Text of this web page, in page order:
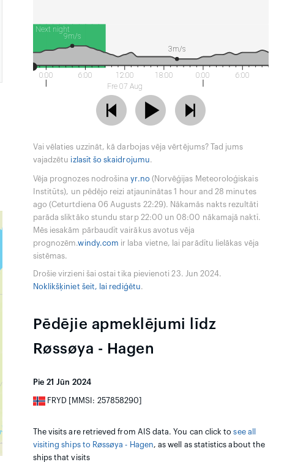
Next night
0:00 6:00
12:00
Fre 07 Aug
18:00 0:00 6:00
9m/s
3m/s
Vai vēlaties uzzināt, kā darbojas vēja vērtējums? Tad jums
vajadzētu izlasīt šo skaidrojumu.
Vēja prognozes nodrošinayr.no (Norvēģijas Meteoroloģiskais
Institūts), un pēdējo reizi atjauninātas 1 hour and 28 minutes
ago (Ceturtdiena 06 Augusts 22:29). Nākamās nakts rezultāti
parāda sliktāko stundu starp 22:00 un 08:00 nākamajā naktī.
Mēs iesakām pārbaudīt vairākus avotus vēja
prognozēm.windy.com ir laba vietne, lai parādītu lielākas vēja
sistēmas.
Drošie virzieni šai ostai tika pievienoti 23. Jun 2024.
Noklikšķiniet šeit, lai rediģētu.
Pēdējie apmeklējumi līdz
Røssøya - Hagen
Pie 21 Jūn 2024
FRYD [MMSI: 257858290]
The visits are retrieved from AIS data. You can click tosee all
visiting ships to Røssøya - Hagen, as well as statistics about the
ships that visits